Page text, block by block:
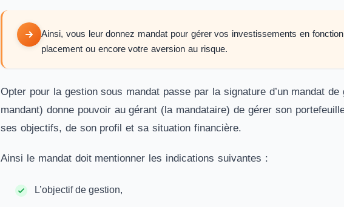
Ainsi, vous leur donnez mandat pour gérer vos investissements en
placement ou encore votre aversion au risque.
Opter pour la gestion sous mandat passe par la signature d’un mandat
mandant) donne pouvoir au gérant (la mandataire) de gérer son
ses objectifs, de son profil et sa situation financière.
Ainsi le mandat doit mentionner les indications suivantes :
L’objectif de gestion,